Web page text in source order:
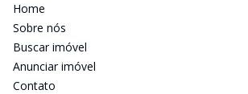
Home
Sobre nós
Buscar imóvel
Anunciar imóvel
Contato